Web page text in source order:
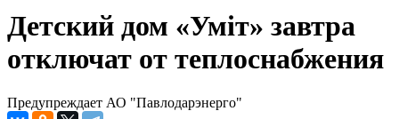
Детский дом «Умiт» завтра
отключат от теплоснабжения
Предупреждает АО "Павлодарэнерго"